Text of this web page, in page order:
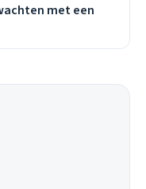
met een